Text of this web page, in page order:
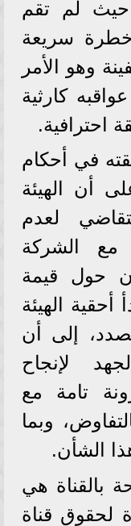
حيث لم تقم
خطرة سريعة
وهو الأمر
كارثية
احترافية.
في أحكام
أن الهيئة
لعدم
مع الشركة
حول قيمة
الهيئة
إلى أن
لإنجاح
تامة مع
وبما
الشأن.
بالقناة هي
لحقوق قناة